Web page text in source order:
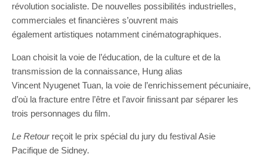
révolution socialiste. De nouvelles possibilités industrielles,
commerciales et financières s’ouvrent mais
également artistiques notamment cinématographiques.
Loan choisit la voie de l’éducation, de la culture et de la
transmission de la connaissance, Hung alias
Vincent Nyugenet Tuan, la voie de l’enrichissement pécuniaire,
d’où la fracture entre l’être et l’avoir finissant par séparer les
trois personnages du film.
Le Retourreçoit le prix spécial du jury du festival Asie
Pacifique de Sidney.